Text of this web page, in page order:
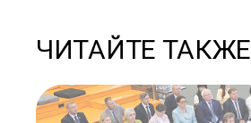
ЧИТАЙТЕ ТАКЖЕ